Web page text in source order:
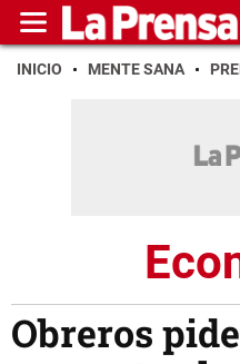
INICIO MENTE SANA
Obreros